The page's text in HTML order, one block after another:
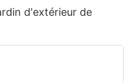
d'extérieur de